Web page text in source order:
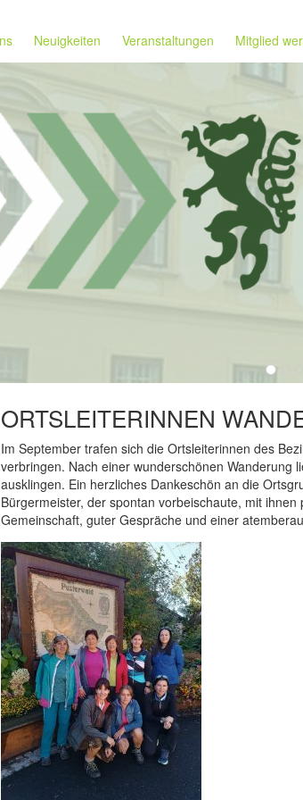
Neuigkeiten Veranstaltungen Mitglied
ORTSLEITERINNEN
Im September trafen sich die Ortsleiterinnen des
verbringen. Nach einer wunderschönen Wanderung
ausklingen. Ein herzliches Dankeschön an die
Bürgermeister, der spontan vorbeischaute, mit
Gemeinschaft, guter Gespräche und einer